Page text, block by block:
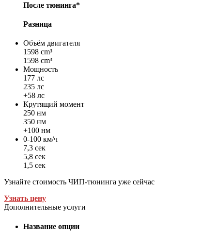
После тюнинга*
Разница
Объём двигателя
1598 cm³
1598 cm³
Мощность
177 лс
235 лс
+58 лс
Крутящий момент
250 нм
350 нм
+100 нм
0-100 км/ч
7,3 сек
5,8 сек
1,5 сек
Узнайте стоимость ЧИП-тюнинга уже сейчас
Узнать цену
Дополнительные услуги
Название опции